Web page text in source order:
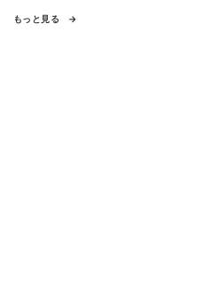
もっと見る